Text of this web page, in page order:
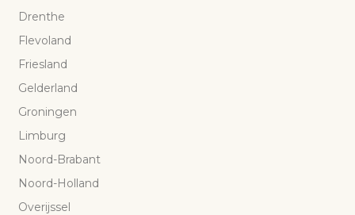
Drenthe
Flevoland
Friesland
Gelderland
Groningen
Limburg
Noord-Brabant
Noord-Holland
Overijssel